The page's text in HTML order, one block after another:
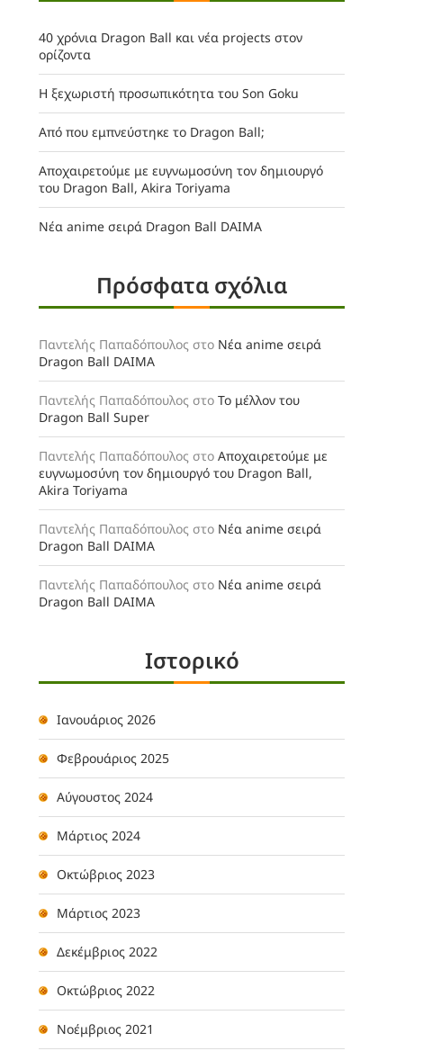
40 χρόνια Dragon Ball και νέα projects στον
ορίζοντα
Η ξεχωριστή προσωπικότητα του Son Goku
Από που εμπνεύστηκε το Dragon Ball;
Αποχαιρετούμε με ευγνωμοσύνη τον δημιουργό
του Dragon Ball, Akira Toriyama
Νέα anime σειρά Dragon Ball DAIMA
Πρόσφατα σχόλια
Παντελής Παπαδόπουλος στο Νέα anime σειρά
Dragon Ball DAIMA
Παντελής Παπαδόπουλος στο Το μέλλον του
Dragon Ball Super
Παντελής Παπαδόπουλος στο Αποχαιρετούμε με
ευγνωμοσύνη τον δημιουργό του Dragon Ball,
Akira Toriyama
Παντελής Παπαδόπουλος στο Νέα anime σειρά
Dragon Ball DAIMA
Παντελής Παπαδόπουλος στο Νέα anime σειρά
Dragon Ball DAIMA
Ιστορικό
Ιανουάριος 2026
Φεβρουάριος 2025
Αύγουστος 2024
Μάρτιος 2024
Οκτώβριος 2023
Μάρτιος 2023
Δεκέμβριος 2022
Οκτώβριος 2022
Νοέμβριος 2021